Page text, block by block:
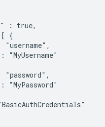
: true,
{
"username",
"MyUsername"
"password",
"MyPassword"